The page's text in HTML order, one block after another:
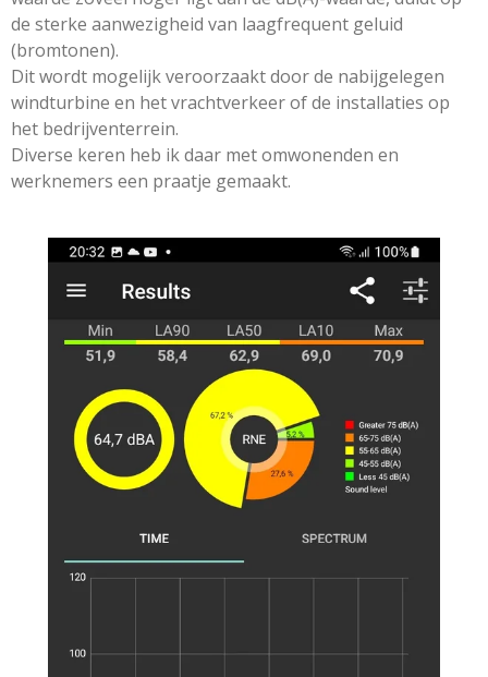
de sterke aanwezigheid van laagfrequent geluid
(bromtonen).
Dit wordt mogelijk veroorzaakt door de nabijgelegen
windturbine en het vrachtverkeer of de installaties op
het bedrijventerrein.
Diverse keren heb ik daar met omwonenden en
werknemers een praatje gemaakt.